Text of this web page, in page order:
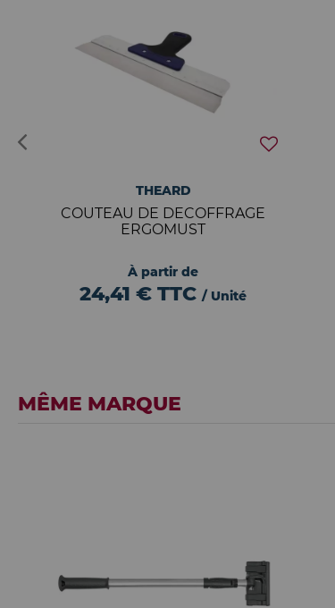
THEARD
COUTEAU DE DECOFFRAGE
ERGOMUST
À partir de
24,41 €TTC / Unité
MÊME MARQUE